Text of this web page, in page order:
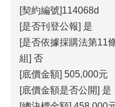
[契約編號]114068d
[是否刊登公報] 是
[是否依據採購法第11
組] 否
[底價金額] 505,000元
[底價金額是否公開] 是